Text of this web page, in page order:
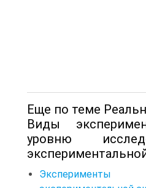
Еще по теме
Виды
уровню